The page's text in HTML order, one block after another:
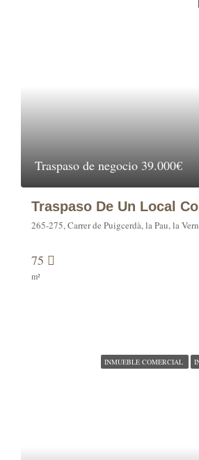
Traspaso de negocio 39.000€
75
m²
INMUEBLE COMERCIAL